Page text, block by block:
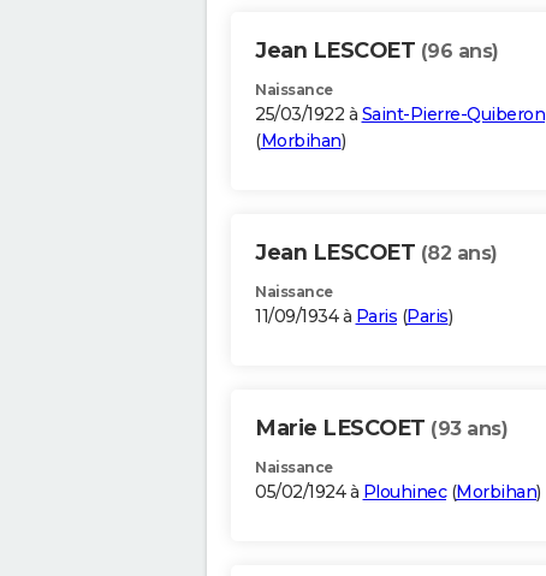
Jean LESCOET (96 ans)
Naissance
25/03/1922 à Saint-Pierre-Quiberon
(Morbihan)
Jean LESCOET (82 ans)
Naissance
11/09/1934 à Paris (Paris)
Marie LESCOET (93 ans)
Naissance
05/02/1924 à Plouhinec(Morbihan)